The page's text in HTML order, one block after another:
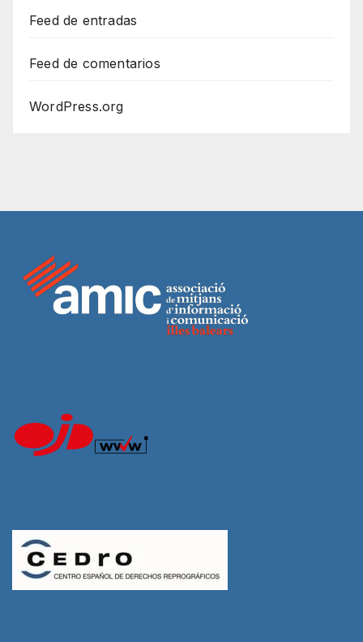
Feed de entradas
Feed de comentarios
WordPress.org